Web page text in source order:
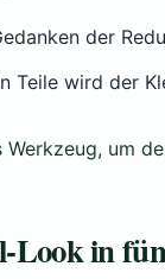
der
Teile wird der
um
Look in